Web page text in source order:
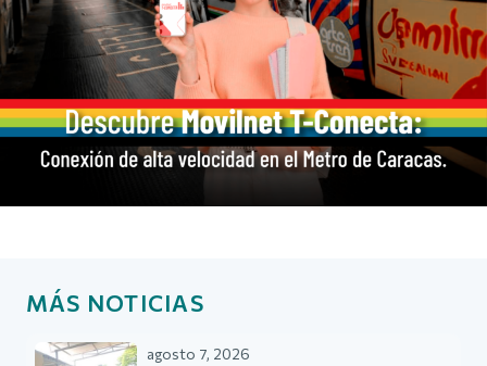
MÁS NOTICIAS
agosto 7, 2026